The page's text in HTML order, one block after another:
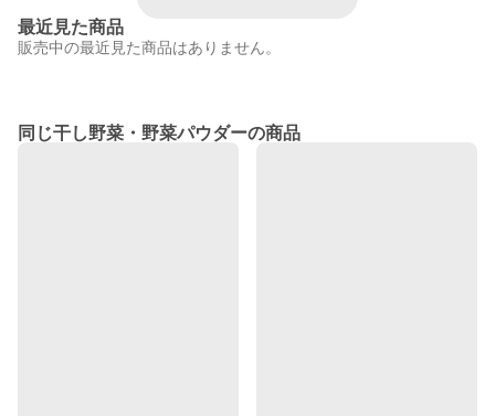
最近見た商品
販売中の最近見た商品はありません。
同じ干し野菜・野菜パウダーの商品